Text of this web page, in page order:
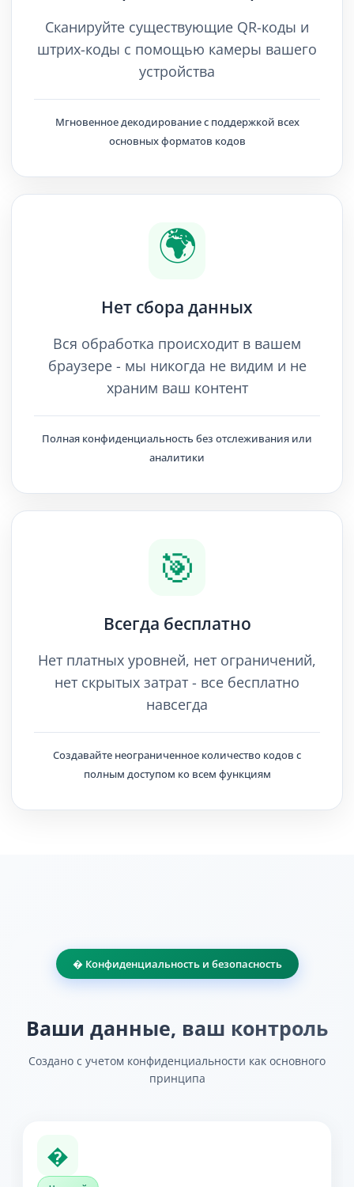
Сканируйте существующие QR-коды и
штрих-коды с помощью камеры вашего
устройства
Мгновенное декодирование с поддержкой всех
основных форматов кодов
🌍
Нет сбора данных
Вся обработка происходит в вашем
браузере - мы никогда не видим и не
храним ваш контент
Полная конфиденциальность без отслеживания или
аналитики
🎯
Всегда бесплатно
Нет платных уровней, нет ограничений,
нет скрытых затрат - все бесплатно
навсегда
Создавайте неограниченное количество кодов с
полным доступом ко всем функциям
� Конфиденциальность и безопасность
Ваши данные, ваш контроль
Создано с учетом конфиденциальности как основного
принципа
�